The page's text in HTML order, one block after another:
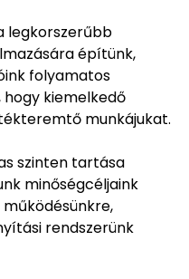
legkorszerűbb
építünk,
folyamatos
kiemelkedő
munkájukat.
szinten tartása
minőségcéljaink
rendszerünk